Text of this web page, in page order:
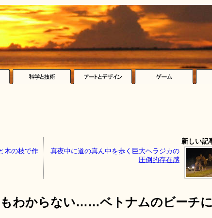
木の枝で作
新しい記
真夜中に道の真ん中を歩く巨大ヘラジカの
圧倒的存在感
わからない……ベトナムのビーチ